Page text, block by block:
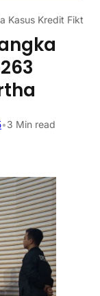
Kasus Kredit Fiktif
•3 Min read